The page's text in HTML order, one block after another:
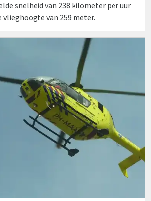
snelheid van 238 kilometer per uur
vlieghoogte van 259 meter.